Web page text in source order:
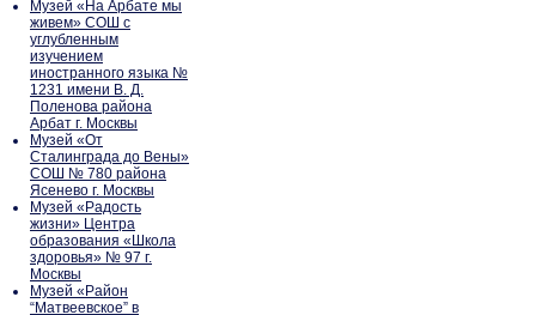
Музей «На Арбате мы
живем» СОШ с
углубленным
изучением
иностранного языка №
1231 имени В. Д.
Поленова района
Арбат г. Москвы
Музей «От
Сталинграда до Вены»
СОШ № 780 района
Ясенево г. Москвы
Музей «Радость
жизни» Центра
образования «Школа
здоровья» № 97 г.
Москвы
Музей «Район
“Матвеевское” в